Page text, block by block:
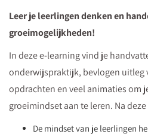
Leer je leerlingen denken en
groeimogelijkheden!
In deze e-learning vind je
onderwijspraktijk, bevlogen uitleg
opdrachten en veel animaties om
groeimindset aan te leren. Na
De mindset van je leerlingen